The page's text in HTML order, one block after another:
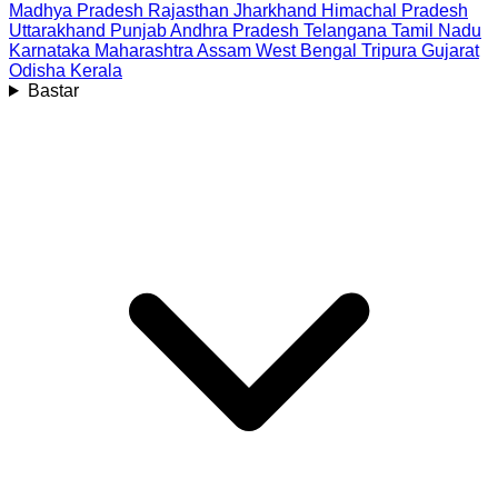
Madhya Pradesh Rajasthan Jharkhand Himachal Pradesh
Uttarakhand PunjabAndhra Pradesh Telangana Tamil Nadu
Karnataka Maharashtra Assam West Bengal Tripura Gujarat
Odisha Kerala
Bastar